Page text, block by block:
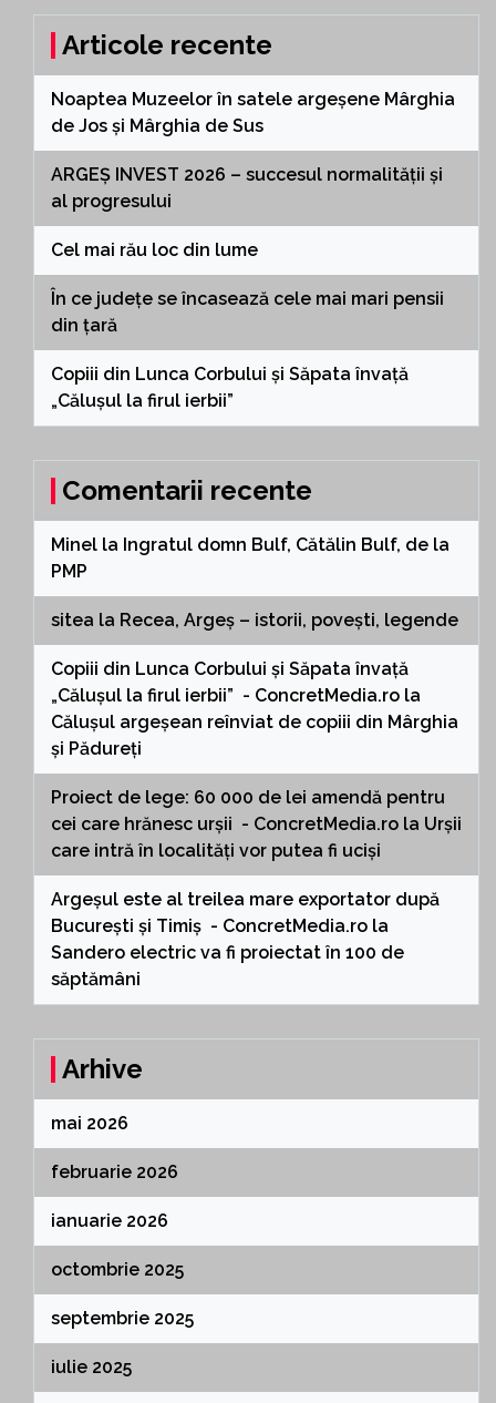
Articole recente
Noaptea Muzeelor în satele argeșene Mârghia
de Jos și Mârghia de Sus
ARGEȘ INVEST 2026 – succesul normalității și
al progresului
Cel mai rău loc din lume
În ce județe se încasează cele mai mari pensii
din țară
Copiii din Lunca Corbului și Săpata învață
„Călușul la firul ierbii”
Comentarii recente
Minel la Ingratul domn Bulf, Cătălin Bulf, de la
PMP
sitea la Recea, Argeș – istorii, povești, legende
Copiii din Lunca Corbului și Săpata învață
„Călușul la firul ierbii” - ConcretMedia.ro la
Călușul argeșean reînviat de copiii din Mârghia
și Pădureți
Proiect de lege: 60 000 de lei amendă pentru
cei care hrănesc urșii - ConcretMedia.ro la Urșii
care intră în localități vor putea fi uciși
Argeșul este al treilea mare exportator după
București și Timiș - ConcretMedia.ro la
Sandero electric va fi proiectat în 100 de
săptămâni
Arhive
mai 2026
februarie 2026
ianuarie 2026
octombrie 2025
septembrie 2025
iulie 2025